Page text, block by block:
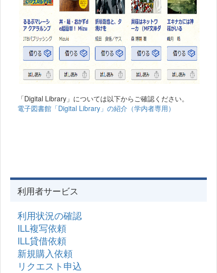
「Digital Library」については以下からご確認ください。
電子図書館「Digital Library」の紹介（学内者専用）
利用者サービス
利用状況の確認
ILL複写依頼
ILL貸借依頼
新規購入依頼
リクエスト申込